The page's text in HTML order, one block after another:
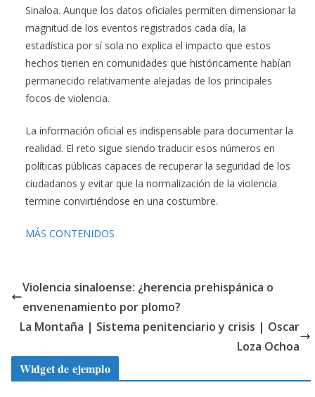
Sinaloa. Aunque los datos oficiales permiten dimensionar la
magnitud de los eventos registrados cada día, la
estadística por sí sola no explica el impacto que estos
hechos tienen en comunidades que históricamente habían
permanecido relativamente alejadas de los principales
focos de violencia.
La información oficial es indispensable para documentar la
realidad. El reto sigue siendo traducir esos números en
políticas públicas capaces de recuperar la seguridad de los
ciudadanos y evitar que la normalización de la violencia
termine convirtiéndose en una costumbre.
MÁS CONTENIDOS
Violencia sinaloense: ¿herencia prehispánica o
envenenamiento por plomo?
La Montaña | Sistema penitenciario y crisis | Oscar
Loza Ochoa
Widget de ejemplo